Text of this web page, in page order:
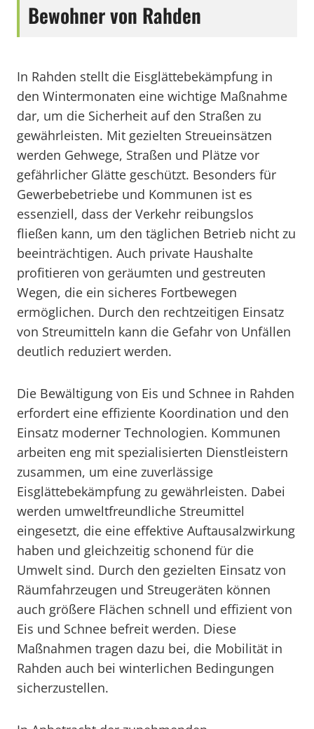
Bewohner von Rahden
In Rahden stellt die Eisglättebekämpfung in
den Wintermonaten eine wichtige Maßnahme
dar, um die Sicherheit auf den Straßen zu
gewährleisten. Mit gezielten Streueinsätzen
werden Gehwege, Straßen und Plätze vor
gefährlicher Glätte geschützt. Besonders für
Gewerbebetriebe und Kommunen ist es
essenziell, dass der Verkehr reibungslos
fließen kann, um den täglichen Betrieb nicht zu
beeinträchtigen. Auch private Haushalte
profitieren von geräumten und gestreuten
Wegen, die ein sicheres Fortbewegen
ermöglichen. Durch den rechtzeitigen Einsatz
von Streumitteln kann die Gefahr von Unfällen
deutlich reduziert werden.
Die Bewältigung von Eis und Schnee in Rahden
erfordert eine effiziente Koordination und den
Einsatz moderner Technologien. Kommunen
arbeiten eng mit spezialisierten Dienstleistern
zusammen, um eine zuverlässige
Eisglättebekämpfung zu gewährleisten. Dabei
werden umweltfreundliche Streumittel
eingesetzt, die eine effektive Auftausalzwirkung
haben und gleichzeitig schonend für die
Umwelt sind. Durch den gezielten Einsatz von
Räumfahrzeugen und Streugeräten können
auch größere Flächen schnell und effizient von
Eis und Schnee befreit werden. Diese
Maßnahmen tragen dazu bei, die Mobilität in
Rahden auch bei winterlichen Bedingungen
sicherzustellen.